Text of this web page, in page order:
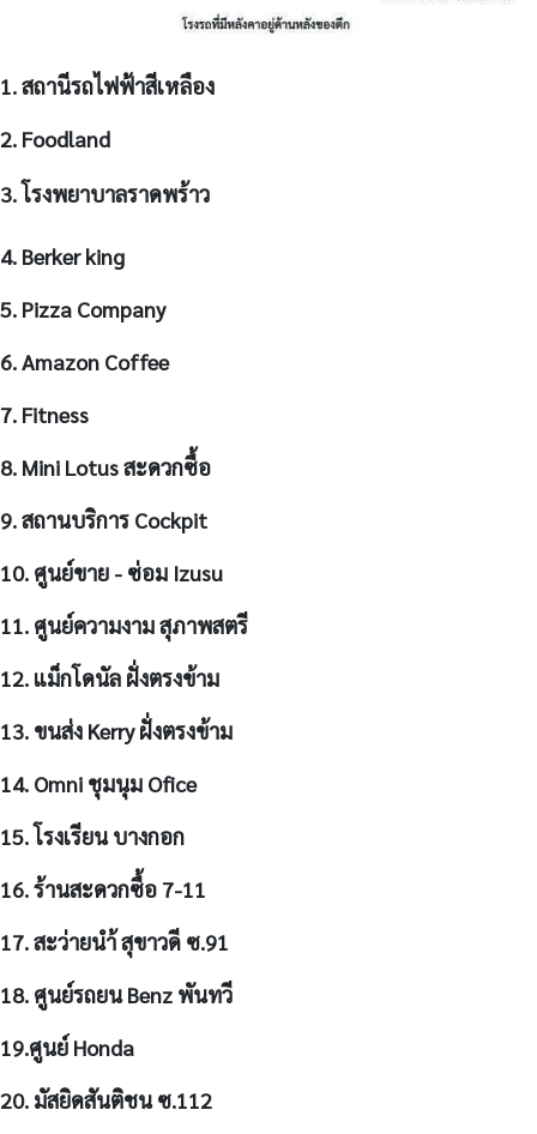
1. สถานีรถไฟฟ้าสีเหลือง
2. Foodland
3. โรงพยาบาลราดพร้าว
4. Berker king
5. Pizza Company
6. Amazon Coffee
7. Fitness
8. Mini Lotus สะดวกซื้อ
9. สถานบริการ Cockpit
10. ศูนย์ขาย - ซ่อม Izusu
11. ศูนย์ความงาม สุภาพสตรี
12. แม็กโดนัล ฝั่งตรงข้าม
13. ขนส่ง Kerry ฝั่งตรงข้าม
14. Omni ชุมนุม Ofice
15. โรงเรียน บางกอก
16. ร้านสะดวกซื้อ 7-11
17. สะว่ายนำ้ สุขาวดี ซ.91
18. ศูนย์รถยน Benz พันทวี
19.ศูนย์ Honda
20. มัสยิดสันติชน ซ.112